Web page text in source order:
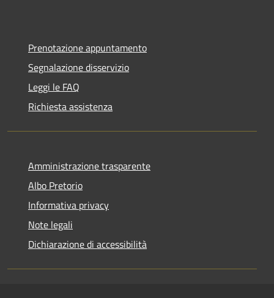
Prenotazione appuntamento
Segnalazione disservizio
Leggi le FAQ
Richiesta assistenza
Amministrazione trasparente
Albo Pretorio
Informativa privacy
Note legali
Dichiarazione di accessibilità